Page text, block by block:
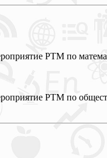
РТМ по
РТМ по